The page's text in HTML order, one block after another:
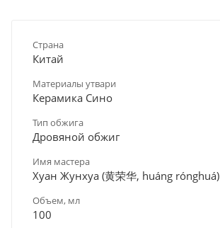
Страна
Китай
Материалы утвари
Керамика Сино
Тип обжига
Дровяной обжиг
Имя мастера
Хуан Жунхуа (黄荣华, huáng rónghuá)
Объем, мл
100